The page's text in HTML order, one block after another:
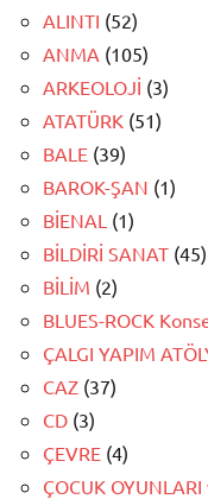
ALINTI (52)
ANMA (105)
ARKEOLOJİ (3)
ATATÜRK (51)
BALE (39)
BAROK-ŞAN (1)
BİENAL (1)
BİLDİRİ SANAT (45)
BİLİM (2)
BLUES-ROCK
ÇALGI YAPIM
CAZ (37)
CD (3)
ÇEVRE (4)
ÇOCUK